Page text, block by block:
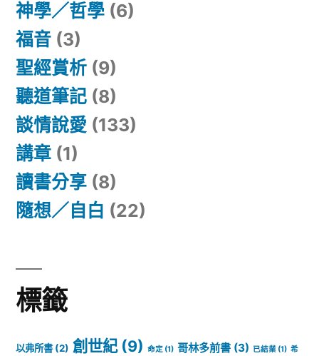
神學／哲學 (6)
福音 (3)
聖經賞析 (9)
聽道筆記 (8)
談情說愛 (133)
講章 (1)
讀書分享 (8)
隨想／自白 (22)
標籤
以弗所書(2) 創世紀(9) 命定 (1) 哥林多前書 (3) 已結業 (1) 希